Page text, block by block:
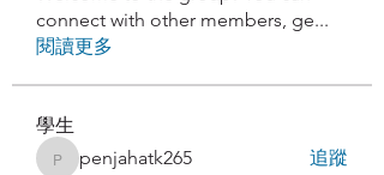
connect with other members, ge...
閱讀更多
學生
penjahatk265
penjahatk265
追蹤